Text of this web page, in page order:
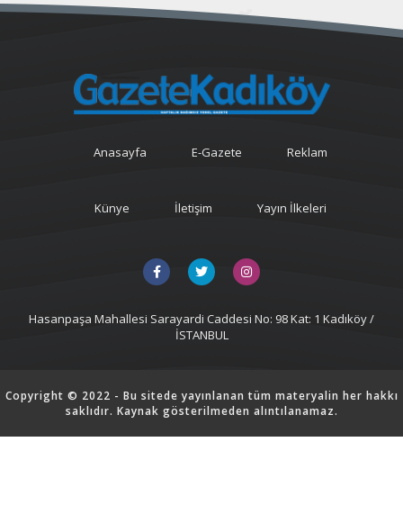
Anasayfa E-Gazete Reklam
Künye İletişim Yayın İlkeleri
Hasanpaşa Mahallesi Sarayardi Caddesi No: 98 Kat: 1 Kadıköy /
İSTANBUL
Copyright © 2022 - Bu sitede yayınlanan tüm materyalin her hakkı
saklıdır. Kaynak gösterilmeden alıntılanamaz.